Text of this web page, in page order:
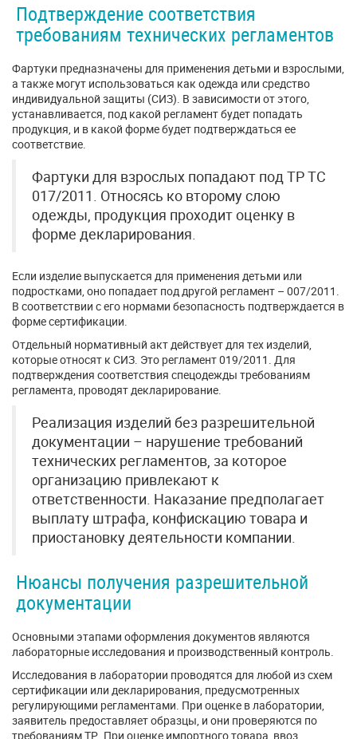
Подтверждение соответствия
требованиям технических регламентов
Фартуки предназначены для применения детьми и взрослыми,
а также могут использоваться как одежда или средство
индивидуальной защиты (СИЗ). В зависимости от этого,
устанавливается, под какой регламент будет попадать
продукция, и в какой форме будет подтверждаться ее
соответствие.
Фартуки для взрослых попадают под ТР ТС
017/2011. Относясь ко второму слою
одежды, продукция проходит оценку в
форме декларирования.
Если изделие выпускается для применения детьми или
подростками, оно попадает под другой регламент – 007/2011.
В соответствии с его нормами безопасность подтверждается в
форме сертификации.
Отдельный нормативный акт действует для тех изделий,
которые относят к СИЗ. Это регламент 019/2011. Для
подтверждения соответствия спецодежды требованиям
регламента, проводят декларирование.
Реализация изделий без разрешительной
документации – нарушение требований
технических регламентов, за которое
организацию привлекают к
ответственности. Наказание предполагает
выплату штрафа, конфискацию товара и
приостановку деятельности компании.
Нюансы получения разрешительной
документации
Основными этапами оформления документов являются
лабораторные исследования и производственный контроль.
Исследования в лаборатории проводятся для любой из схем
сертификации или декларирования, предусмотренных
регулирующими регламентами. При оценке в лаборатории,
заявитель предоставляет образцы, и они проверяются по
требованиям ТР. При оценке импортного товара, ввоз